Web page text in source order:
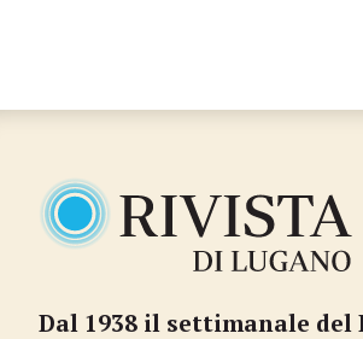
Dal 1938 il settimanale del